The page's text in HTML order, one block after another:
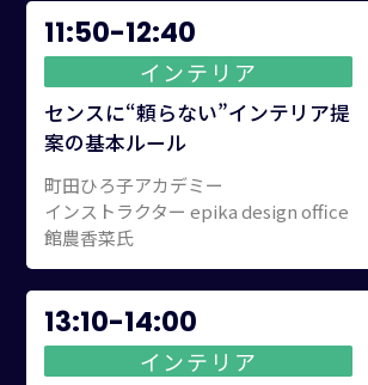
11:50-12:40
インテリア
センスに“頼らない”インテリア提
案の基本ルール
町田ひろ子アカデミー
インストラクター epika design office
館農香菜氏
13:10-14:00
インテリア